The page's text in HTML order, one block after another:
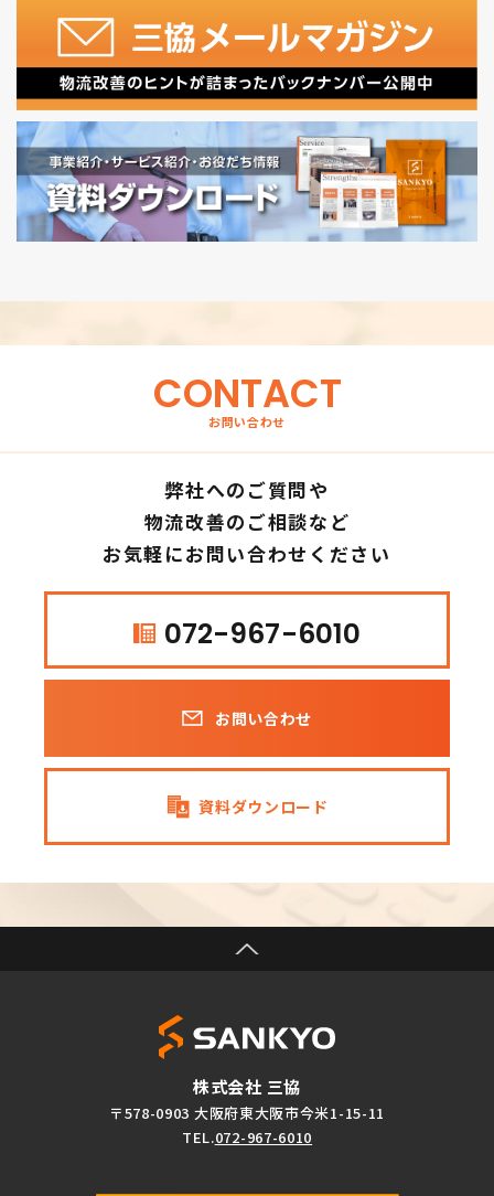
CONTACT
お問い合わせ
弊社へのご質問や
物流改善のご相談など
お気軽にお問い合わせください
072-967-6010
お問い合わせ
資料ダウンロード
株式会社 三協
〒578-0903 大阪府東大阪市今米1-15-11
TEL.072-967-6010